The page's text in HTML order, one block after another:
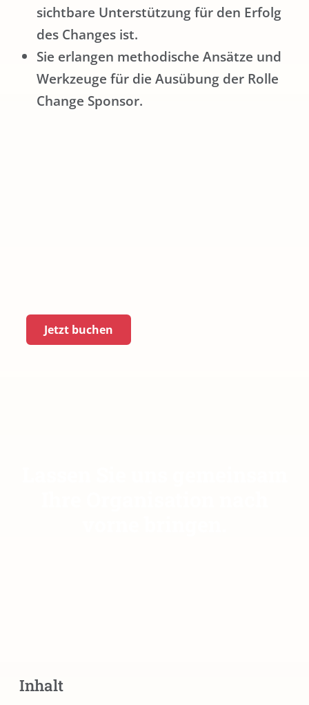
sichtbare Unterstützung für den Erfolg
des Changes ist.
Sie erlangen methodische Ansätze und
Werkzeuge für die Ausübung der Rolle
Change Sponsor.
Jetzt buchen
Inhalt